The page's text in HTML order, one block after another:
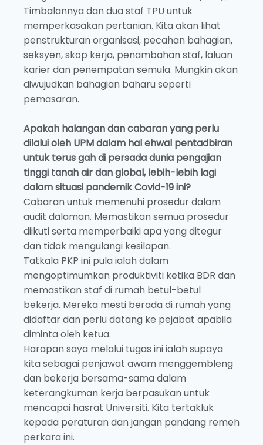
Timbalannya dan dua staf TPU untuk
memperkasakan pertanian. Kita akan lihat
penstrukturan organisasi, pecahan bahagian,
seksyen, skop kerja, penambahan staf, laluan
karier dan penempatan semula. Mungkin akan
diwujudkan bahagian baharu seperti
pemasaran.
Apakah halangan dan cabaran yang perlu
dilalui oleh UPM dalam hal ehwal pentadbiran
untuk terus gah di persada dunia pengajian
tinggi tanah air dan global, lebih-lebih lagi
dalam situasi pandemik Covid-19 ini?
Cabaran untuk memenuhi prosedur dalam
audit dalaman. Memastikan semua prosedur
diikuti serta memperbaiki apa yang ditegur
dan tidak mengulangi kesilapan.
Tatkala PKP ini pula ialah dalam
mengoptimumkan produktiviti ketika BDR dan
memastikan staf di rumah betul-betul
bekerja. Mereka mesti berada di rumah yang
didaftar dan perlu datang ke pejabat apabila
diminta oleh ketua.
Harapan saya melalui tugas ini ialah supaya
kita sebagai penjawat awam menggembleng
dan bekerja bersama-sama dalam
keterangkuman kerja berpasukan untuk
mencapai hasrat Universiti. Kita tertakluk
kepada peraturan dan jangan pandang remeh
perkara ini.